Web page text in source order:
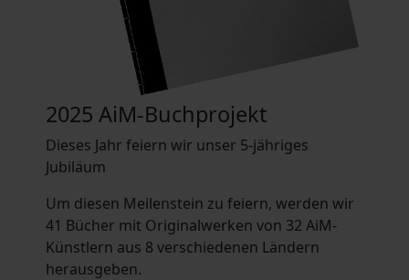
2025 AiM-Buchprojekt
Dieses Jahr feiern wir unser 5-jähriges
Jubiläum
Um diesen Meilenstein zu feiern, werden wir
41 Bücher mit Originalwerken von 32 AiM-
Künstlern aus 8 verschiedenen Ländern
herausgeben.